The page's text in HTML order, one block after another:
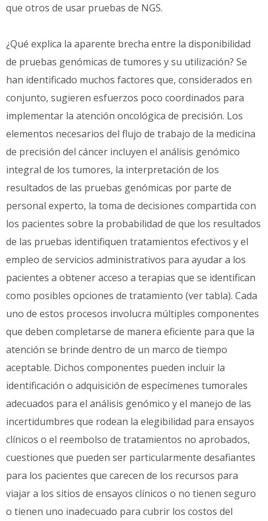
que otros de usar pruebas de NGS.
¿Qué explica la aparente brecha entre la disponibilidad
de pruebas genómicas de tumores y su utilización? Se
han identificado muchos factores que, considerados en
conjunto, sugieren esfuerzos poco coordinados para
implementar la atención oncológica de precisión. Los
elementos necesarios del flujo de trabajo de la medicina
de precisión del cáncer incluyen el análisis genómico
integral de los tumores, la interpretación de los
resultados de las pruebas genómicas por parte de
personal experto, la toma de decisiones compartida con
los pacientes sobre la probabilidad de que los resultados
de las pruebas identifiquen tratamientos efectivos y el
empleo de servicios administrativos para ayudar a los
pacientes a obtener acceso a terapias que se identifican
como posibles opciones de tratamiento (ver tabla). Cada
uno de estos procesos involucra múltiples componentes
que deben completarse de manera eficiente para que la
atención se brinde dentro de un marco de tiempo
aceptable. Dichos componentes pueden incluir la
identificación o adquisición de especímenes tumorales
adecuados para el análisis genómico y el manejo de las
incertidumbres que rodean la elegibilidad para ensayos
clínicos o el reembolso de tratamientos no aprobados,
cuestiones que pueden ser particularmente desafiantes
para los pacientes que carecen de los recursos para
viajar a los sitios de ensayos clínicos o no tienen seguro
o tienen uno inadecuado para cubrir los costos del